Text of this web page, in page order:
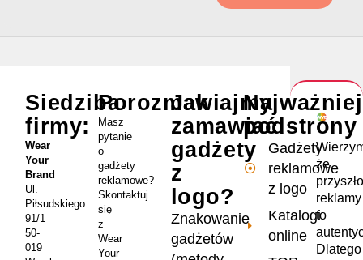
że
reklamy
to
Dlatego
podstrony
Gadżety
reklamowe
z logo
Katalogi
online
Jak
zamawiać
gadżety
z
logo?
Znakowanie
gadżetów
Porozmawiajmy
Masz
pytanie
o
gadżety
reklamowe?
Skontaktuj
się
z
Wear
Your
Siedziba
firmy:
Wear
Your
Brand
Ul.
Piłsudskiego
91/1
50-
019